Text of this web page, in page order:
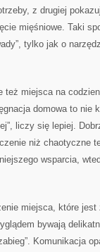
z drugiej
mięśniowe. Taki
tylko jak o
też miejsca na
domowa to nie
liczy się lepiej.
niż chaotyczne
wsparcia,
miejsca, które jest
bywają
Komunikacja